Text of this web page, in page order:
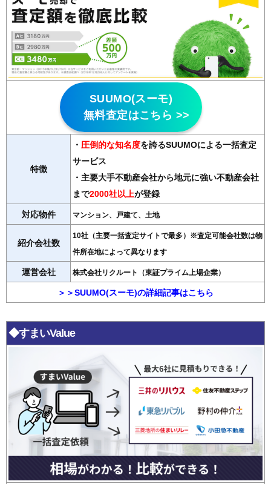
SUUMO(スーモ)
無料査定はこちら >>
特徴
・ 圧倒的な知名度を誇るSUUMOによる一括査定
サービス
・主要大手不動産会社から地元に強い不動産会社
まで2000社以上が登録
対応物件 マンション、戸建て、土地
紹介会社数
10社（主要一括査定サイトで最多）※査定可能会社数は物
件所在地によって異なります
運営会社 株式会社リクルート（東証プライム上場企業）
＞＞SUUMO(スーモ)の詳細記事はこちら
◆すまいValue